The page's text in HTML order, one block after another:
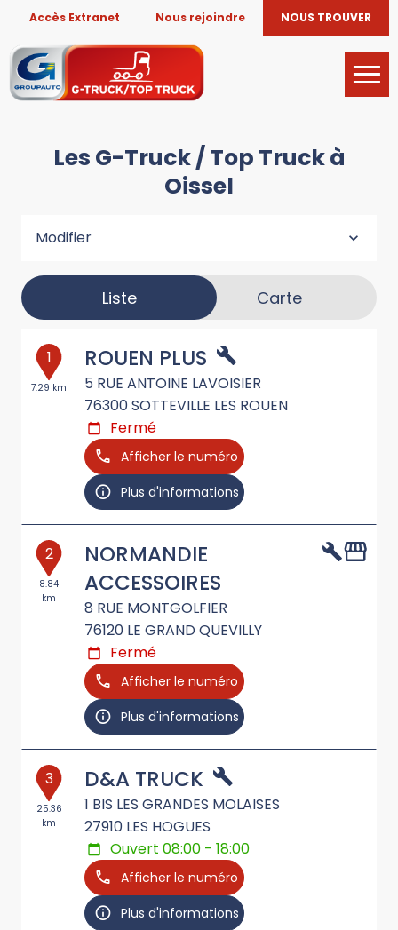
Accès Extranet Nous rejoindre NOUS TROUVER
Les G-Truck / Top Truck à
Oissel
Modifier
Liste Carte
1
7.29 km
ROUEN PLUS
5 RUE ANTOINE LAVOISIER
76300SOTTEVILLE LES ROUEN
Fermé
Afficher le numéro
Plus d'informations
2
8.84
km
NORMANDIE
ACCESSOIRES
8 RUE MONTGOLFIER
76120 LE GRAND QUEVILLY
Fermé
Afficher le numéro
Plus d'informations
3
25.36
km
D&A TRUCK
1 BIS LES GRANDES MOLAISES
27910 LES HOGUES
Ouvert 08:00 - 18:00
Afficher le numéro
Plus d'informations